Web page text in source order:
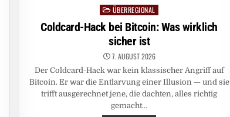
Posted
in
ÜBERREGIONAL
Coldcard-Hack bei Bitcoin: Was wirklich
sicher ist
7. AUGUST 2026
Der Coldcard-Hack war kein klassischer Angriff auf
Bitcoin. Er war die Entlarvung einer Illusion — und sie
trifft ausgerechnet jene, die dachten, alles richtig
gemacht…